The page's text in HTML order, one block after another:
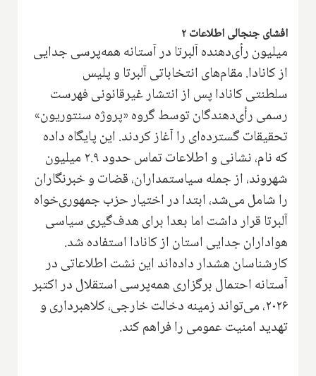
افشای جنجالی اطلاعات ۲
میلیون رأی‌دهنده آلبرتا در آستانه همه‌پرسی جدایی
از کانادا. مقام‌های انتخاباتی آلبرتا و پلیس
سلطنتی کانادا پس از انتشار غیرقانونی فهرست
رسمی رأی‌دهندگان توسط گروه «پروژه سنتوریون»
تحقیقات گسترده‌ای را آغاز کردند. این پایگاه داده
که نام، نشانی و اطلاعات تماس حدود ۲.۹ میلیون
شهروند، از جمله سیاستمداران، قضات و خبرنگاران
را شامل می‌شد، ابتدا در اختیار حزب جمهوری‌خواه
آلبرتا قرار داشت اما بعدا برای هدف‌گیری سیاسی
هواداران جدایی استان از کانادا استفاده شد.
کارشناسان هشدار داده‌اند این نشت اطلاعاتی در
آستانه احتمال برگزاری همه‌پرسی استقلال در اکتبر
۲۰۲۶، می‌تواند زمینه دخالت خارجی، کلاهبرداری و
تهدید امنیت عمومی را فراهم کند.